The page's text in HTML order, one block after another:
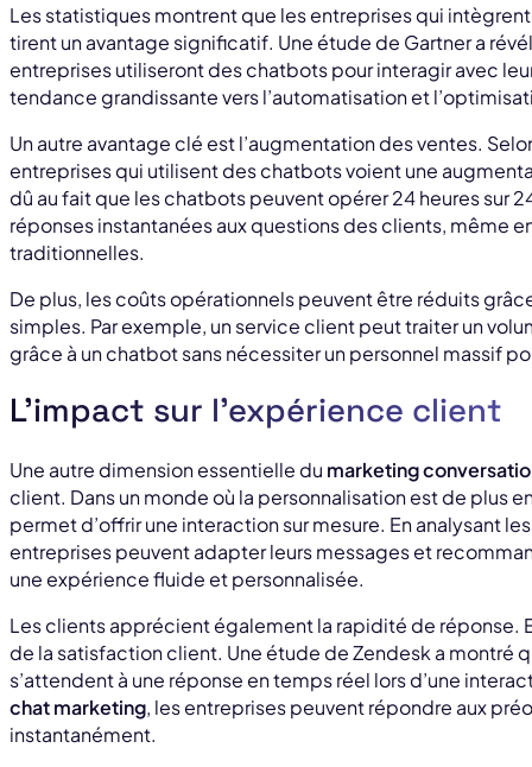
Les statistiques montrent que les entreprises qui
tirent un avantage significatif. Une étude de Gartner a
entreprises utiliseront des chatbots pour interagir avec
tendance grandissante vers l’automatisation et
Un autre avantage clé est l’augmentation des ventes.
entreprises qui utilisent des chatbots voient une
dû au fait que les chatbots peuvent opérer 24 heures sur
réponses instantanées aux questions des clients, même
traditionnelles.
De plus, les coûts opérationnels peuvent être réduits
simples. Par exemple, un service client peut traiter un
grâce à un chatbot sans nécessiter un personnel massif
L’impact sur l’expérience client
Une autre dimension essentielle du marketing
client. Dans un monde où la personnalisation est de plus
permet d’offrir une interaction sur mesure. En analysant
entreprises peuvent adapter leurs messages et
une expérience fluide et personnalisée.
Les clients apprécient également la rapidité de réponse.
de la satisfaction client. Une étude de Zendesk a montré
s’attendent à une réponse en temps réel lors d’une
chat marketing, les entreprises peuvent répondre aux
instantanément.